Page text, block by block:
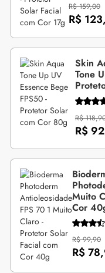
R$ 159,00
R$
Skin
Tone
R$
R$
Muito
Cor
R$ 99,90
R$